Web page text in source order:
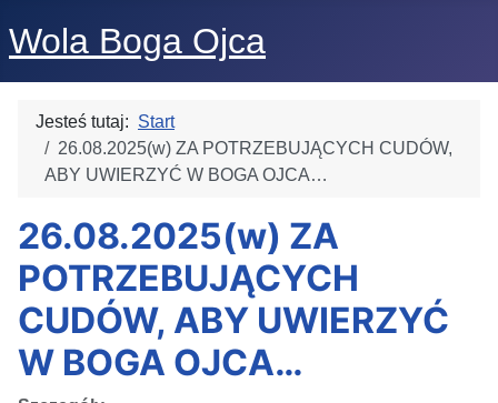
Wola Boga Ojca
Jesteś tutaj: Start
26.08.2025(w) ZA POTRZEBUJĄCYCH CUDÓW,
ABY UWIERZYĆ W BOGA OJCA…
26.08.2025(w) ZA
POTRZEBUJĄCYCH
CUDÓW, ABY UWIERZYĆ
W BOGA OJCA…